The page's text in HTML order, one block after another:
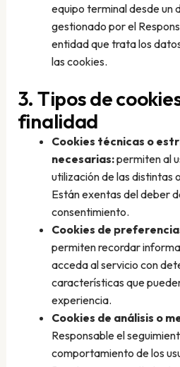
equipo terminal desde un
gestionado por el
entidad que trata los
las cookies.
3. Tipos de
finalidad
Cookies técnicas o
necesarias:permiten al
utilización de las distintas
Están exentas del deber
consentimiento.
Cookies de
permiten recordar
acceda al servicio con
características que
experiencia.
Cookies de análisis o
Responsable el
comportamiento de los